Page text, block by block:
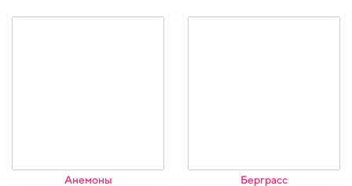
Анемоны Берграсс